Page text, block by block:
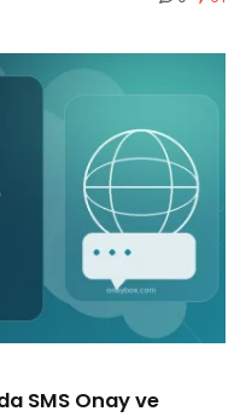
SMS Onay ve